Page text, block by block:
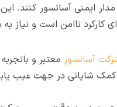
مدار ایمنی آسانسور
آسانسور معتبر و
در جهت عیب یابی و رفع ارور 72